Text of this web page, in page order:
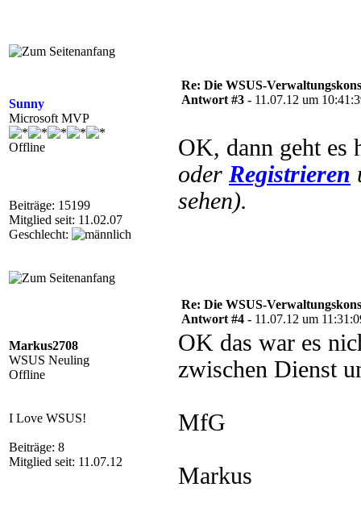
Sunny
Microsoft MVP
Offline
Beiträge: 15199
Mitglied seit: 11.02.07
Geschlecht:
Re: Die WSUS-
Antwort #3 - 11.07.12 um
OK, dann geht es
oder Registrieren
sehen).
Markus2708
WSUS Neuling
Offline
I Love WSUS!
Beiträge: 8
Mitglied seit: 11.07.12
Re: Die WSUS-
Antwort #4 - 11.07.12 um
OK das war es
zwischen Dienst
MfG
Markus